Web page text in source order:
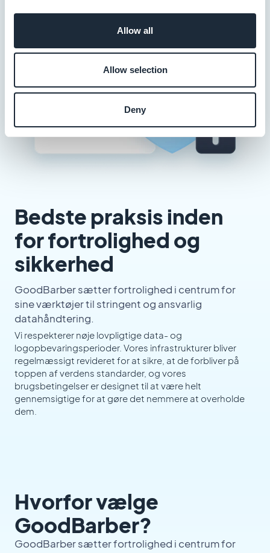
Allow all
Allow selection
Deny
Bedste praksis inden
for fortrolighed og
sikkerhed
GoodBarber sætter fortrolighed i centrum for
sine værktøjer til stringent og ansvarlig
datahåndtering.
Vi respekterer nøje lovpligtige data- og
logopbevaringsperioder. Vores infrastrukturer bliver
regelmæssigt revideret for at sikre, at de forbliver på
toppen af verdens standarder, og vores
brugsbetingelser er designet til at være helt
gennemsigtige for at gøre det nemmere at overholde
dem.
Hvorfor vælge
GoodBarber?
GoodBarber sætter fortrolighed i centrum for